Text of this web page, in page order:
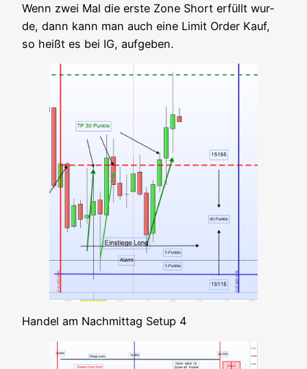
Wenn zwei Mal die ers­te Zone Short erfüllt wur­
de, dann kann man auch eine Limit Order Kauf,
so heißt es bei IG, aufgeben.
Han­del am Nach­mit­tag Set­up 4